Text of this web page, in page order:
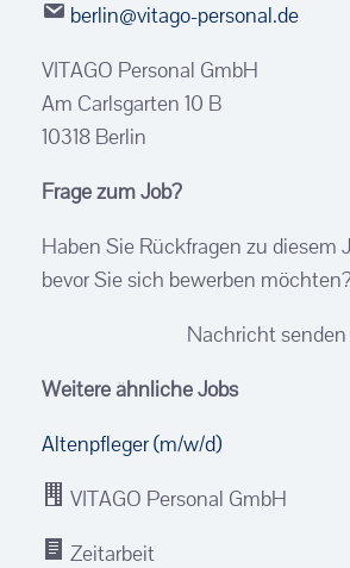
berlin@vitago-personal.de
VITAGO Personal GmbH
Am Carlsgarten 10 B
10318 Berlin
Frage zum Job?
Haben Sie Rückfragen zu diesem
bevor Sie sich bewerben
Nachricht senden
Weitere ähnliche Jobs
Altenpfleger (m/w/d)
VITAGO Personal GmbH
Zeitarbeit